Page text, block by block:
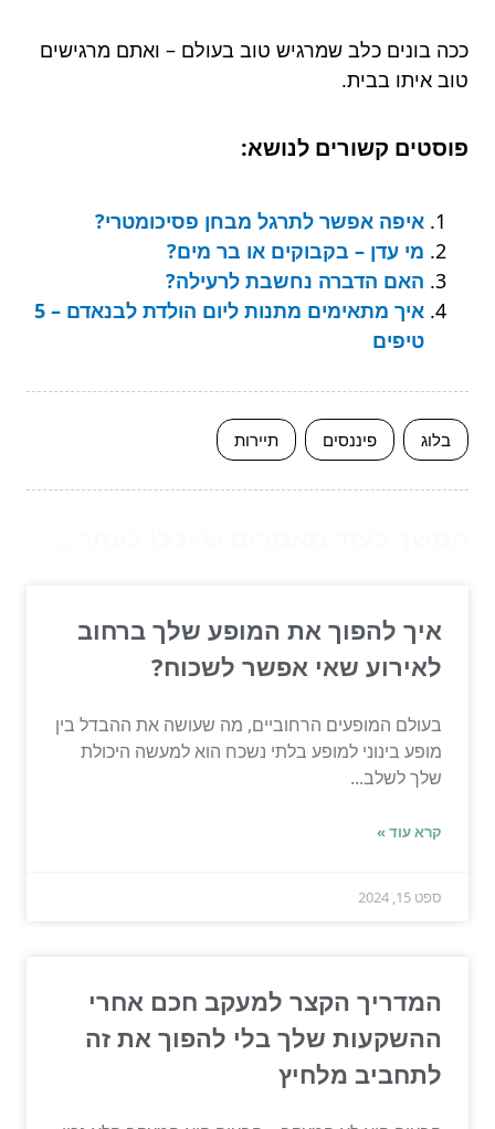
ככה בונים כלב שמרגיש טוב בעולם – ואתם מרגישים
טוב איתו בבית.
פוסטים קשורים לנושא:
איפה אפשר לתרגל מבחן פסיכומטרי?
מי עדן – בקבוקים או בר מים?
האם הדברה נחשבת לרעילה?
איך מתאימים מתנות ליום הולדת לבנאדם – 5
טיפים
בלוג פיננסים תיירות
איך להפוך את המופע שלך ברחוב
לאירוע שאי אפשר לשכוח?
בעולם המופעים הרחוביים, מה שעושה את ההבדל בין
מופע בינוני למופע בלתי נשכח הוא למעשה היכולת
שלך לשלב...
קרא עוד »
ספט 15, 2024
המדריך הקצר למעקב חכם אחרי
ההשקעות שלך בלי להפוך את זה
לתחביב מלחיץ